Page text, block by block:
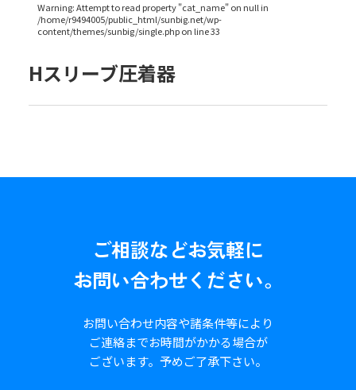
Warning: Attempt to read property "cat_name" on null in
/home/r9494005/public_html/sunbig.net/wp-
content/themes/sunbig/single.phpon line33
Hスリーブ圧着器
ご相談などお気軽に
お問い合わせください。
お問い合わせ内容や諸条件等により
ご連絡までお時間がかかる場合が
ございます。 予めご了承下さい。